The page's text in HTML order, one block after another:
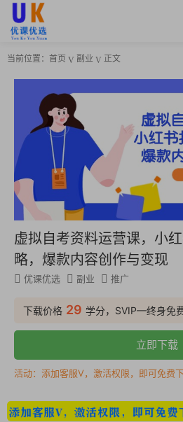
当前位置： 首页 副业 正文
虚拟自考资料运营课，小
略，爆款内容创作与变现
优课优选 副业 推广
下载价格 29 学分，SVIP—终身免
立即下载
活动：添加客服V，激活权限，即可免费